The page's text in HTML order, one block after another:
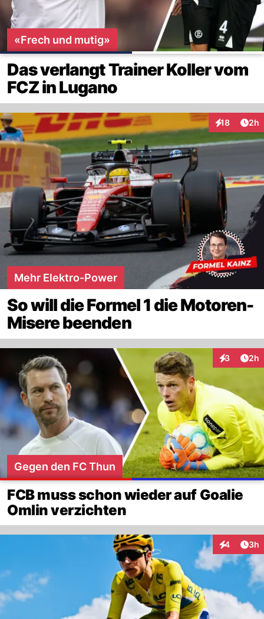
«Frech und mutig»
Das verlangt Trainer Koller vom
FCZ in Lugano
18
Interaktionen
2h
Mehr Elektro-Power
So will die Formel 1 die Motoren-
Misere beenden
3 2h
Gegen den FC Thun
FCB muss schon wieder auf Goalie
Omlin verzichten
4 3h